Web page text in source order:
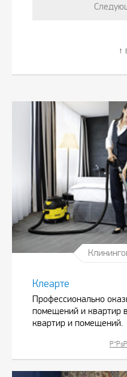
Клеарте
Профессионально
помещений и квартир
квартир и помещений.